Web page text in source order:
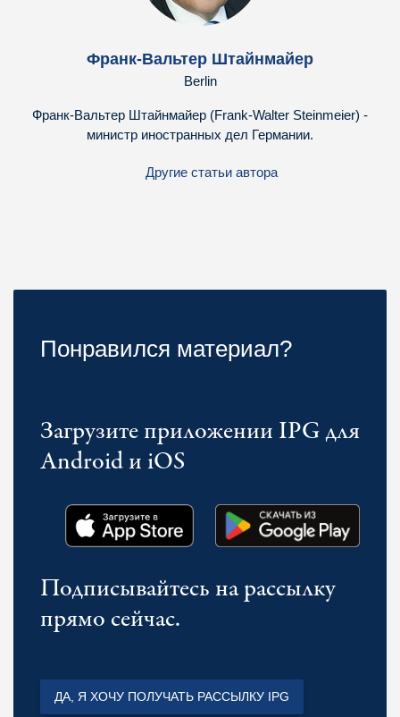
Франк-Вальтер Штайнмайер
Berlin
Франк-Вальтер Штайнмайер (Frank-Walter Steinmeier) -
министр иностранных дел Германии.
Другие статьи автора
Понравился материал?
Загрузите приложении IPG для
Android и iOS
Подписывайтесь на рассылку
прямо сейчас.
ДА, Я ХОЧУ ПОЛУЧАТЬ РАССЫЛКУ IPG